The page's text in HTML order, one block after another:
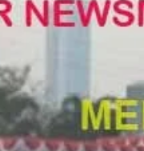
KUHAP Baru 2026,
Dipidana
DENPASAR DAN
POLDA BALI